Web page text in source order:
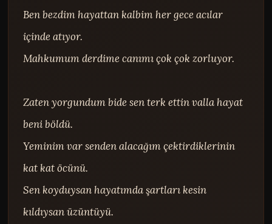
Ben bezdim hayattan kalbim her gece acılar
içinde atıyor.
Mahkumum derdime canımı çok çok zorluyor.
Zaten yorgundum bide sen terk ettin valla hayat
beni böldü.
Yeminim var senden alacağım çektirdiklerinin
kat kat öcünü.
Sen koyduysan hayatımda şartları kesin
kıldıysan üzüntüyü.